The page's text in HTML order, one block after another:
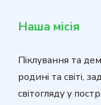
Наша місія
Піклування та
родині та світі,
світогляду у